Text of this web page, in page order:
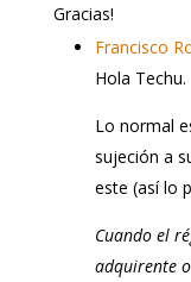
Gracias!
Francisco
Hola Techu.
Lo normal
sujeción a
este (así lo
Cuando el
adquirente